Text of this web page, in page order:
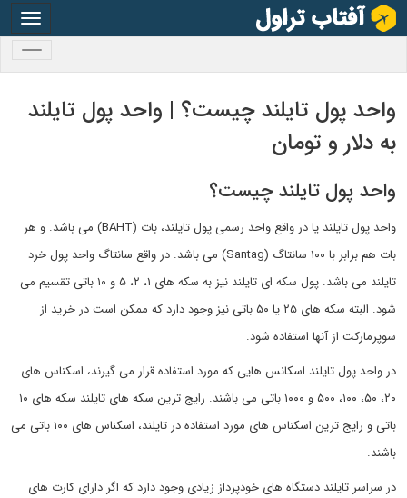
واحد پول تایلند چیست؟ | واحد پول تایلند
به دلار و تومان
واحد پول تایلند چیست؟
واحد پول تایلند یا در واقع واحد رسمی پول تایلند، بات (BAHT) می باشد. و هر
بات هم برابر با ۱۰۰ سانتاگ (Santag) می باشد. در واقع سانتاگ واحد پول خرد
تایلند می باشد. پول سکه ای تایلند نیز به سکه های ۱، ۲، ۵ و ۱۰ باتی تقسیم می
شود. البته سکه های ۲۵ یا ۵۰ باتی نیز وجود دارد که ممکن است در خرید از
سوپرمارکت از آنها استفاده شود.
در واحد پول تایلند اسکانس هایی که مورد استفاده قرار می گیرند، اسکناس های
۲۰، ۵۰، ۱۰۰، ۵۰۰ و ۱۰۰۰ باتی می باشند. رایج ترین سکه های تایلند سکه های ۱۰
باتی و رایج ترین اسکناس های مورد استفاده در تایلند، اسکناس های ۱۰۰ باتی می
باشند.
در سراسر تایلند دستگاه های خودپرداز زیادی وجود دارد که اگر دارای کارت های